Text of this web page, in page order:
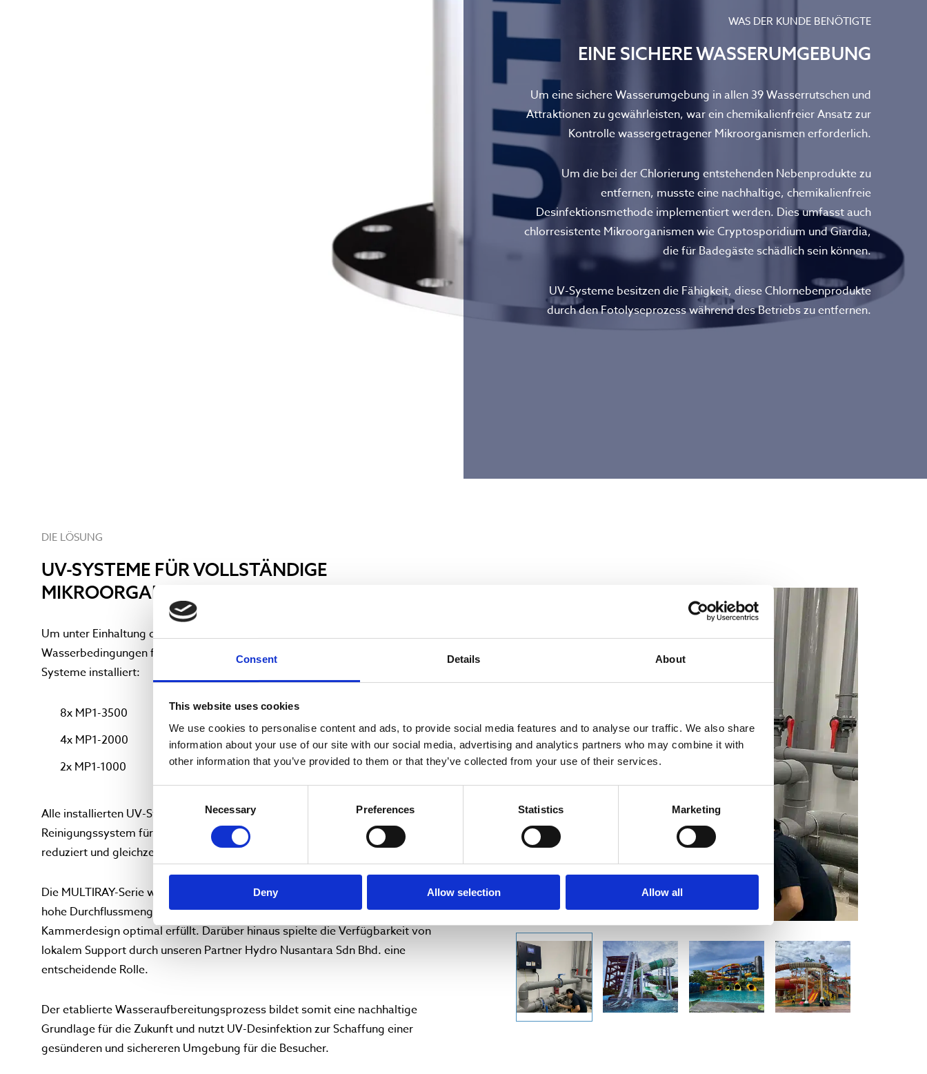
Consent Details About
This website uses cookies
We use cookies to personalise content and ads, to provide social media features and to analyse our traffic. We also share
information about your use of our site with our social media, advertising and analytics partners who may combine it with
other information that you’ve provided to them or that they’ve collected from your use of their services.
Selection
Necessary Preferences Statistics Marketing
Deny Allow selection Allow all
WAS DER KUNDE BENÖTIGTE
EINE SICHERE WASSERUMGEBUNG
Um eine sichere Wasserumgebung in allen 39 Wasserrutschen und
Attraktionen zu gewährleisten, war ein chemikalienfreier Ansatz zur
Kontrolle wassergetragener Mikroorganismen erforderlich.
Um die bei der Chlorierung entstehenden Nebenprodukte zu
entfernen, musste eine nachhaltige, chemikalienfreie
Desinfektionsmethode implementiert werden. Dies umfasst auch
chlorresistente Mikroorganismen wie Cryptosporidium und Giardia,
die für Badegäste schädlich sein können.
UV-Systeme besitzen die Fähigkeit, diese Chlornebenprodukte
durch den Fotolyseprozess während des Betriebs zu entfernen.
DIE LÖSUNG
UV-SYSTEME FÜR VOLLSTÄNDIGE
MIKROORGANISMEN-KONTROLLE
Um unter Einhaltung des definierten Sicherheitsprotokolls optimale
Wasserbedingungen für die Badegäste zu gewährleisten, wurden folgende
Systeme installiert:
8x MP1-3500
4x MP1-2000
2x MP1-1000
Alle installierten UV-Systeme verfügen über das automatische ULTRAWIPER™-
Reinigungssystem für die Quarzrohre, welches den Wartungsaufwand deutlich
reduziert und gleichzeitig eine maximale Betriebseffizienz gewährleistet.
Die MULTIRAY-Serie wurde ausgewählt, da sie die technischen Kriterien wie
hohe Durchflussmengen, niedrigen Energieverbrauch und kompaktes
Kammerdesign optimal erfüllt. Darüber hinaus spielte die Verfügbarkeit von
lokalem Support durch unseren Partner Hydro Nusantara Sdn Bhd. eine
entscheidende Rolle.
Der etablierte Wasseraufbereitungsprozess bildet somit eine nachhaltige
Grundlage für die Zukunft und nutzt UV-Desinfektion zur Schaffung einer
gesünderen und sichereren Umgebung für die Besucher.